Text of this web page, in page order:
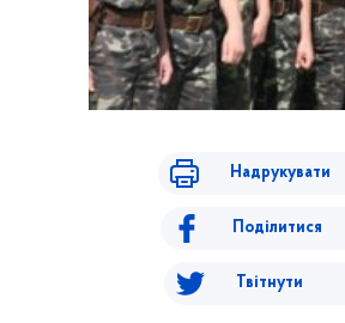
Надрукувати
Поділитися
Твітнути